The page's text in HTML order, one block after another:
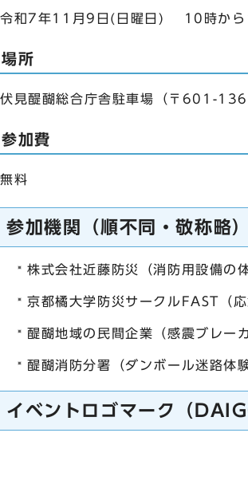
令和7年11月9日(日曜日) 10時から
場所
伏見醍醐総合庁舎駐車場（〒601-
参加費
無料
参加機関（順不同・敬称略）
株式会社近藤防災（消防用設備の
京都橘大学防災サークルFAST（応
醍醐地域の民間企業（感震ブレー
醍醐消防分署（ダンボール迷路体
イベントロゴマーク（